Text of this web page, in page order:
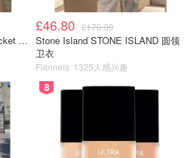
lululemon Define Cropped Jacket Nulu 短款夹克
£46.80 £170.00
Stone Island STONE ISLAND 圆领
卫衣
Flannels 1325人感兴趣
8